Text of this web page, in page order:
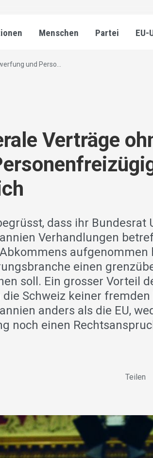
Menschen Partei
und Perso...
Verträge
dass ihr Bundesrat
Verhandlungen
aufgenommen
einen
soll. Ein grosser Vorteil
die Schweiz keiner
anders als die EU,
noch einen
Teilen